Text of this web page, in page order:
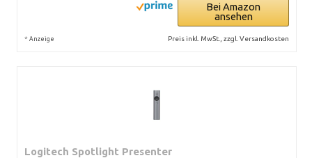
Bei Amazon
ansehen
* Anzeige Preis inkl. MwSt., zzgl. Versandkosten
Logitech Spotlight Presenter